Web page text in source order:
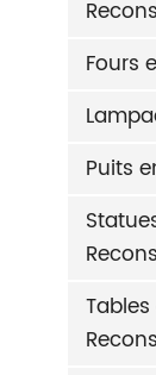
Fours
Puits